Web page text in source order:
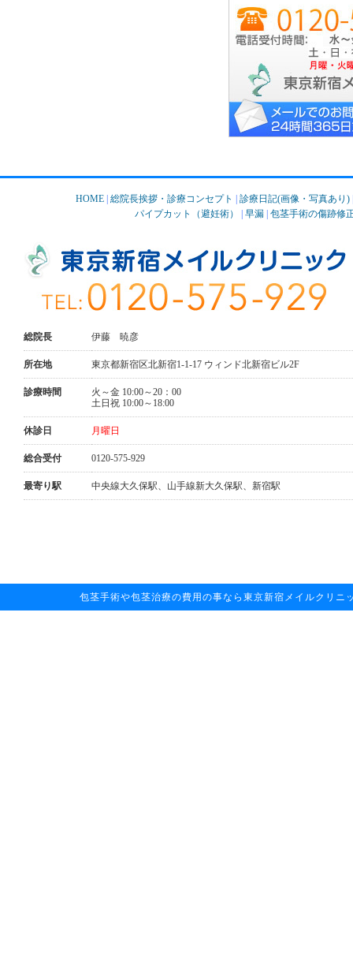
HOME| 総院長挨拶・診療コンセプト 診療日記(画像・写真あり)|
パイプカット（避妊術）
早漏 包茎手術の傷跡修
総院長 伊藤 暁彦
所在地 東京都新宿区北新宿1-1-17 ウィンド北新宿ビル2F
診療時間
火～金 10:00～20：00
土日祝 10:00～18:00
休診日 月曜日
総合受付 0120-575-929
最寄り駅 中央線大久保駅、山手線新大久保駅、新宿駅
包茎手術や包茎治療の費用の事なら東京新宿メイルクリ